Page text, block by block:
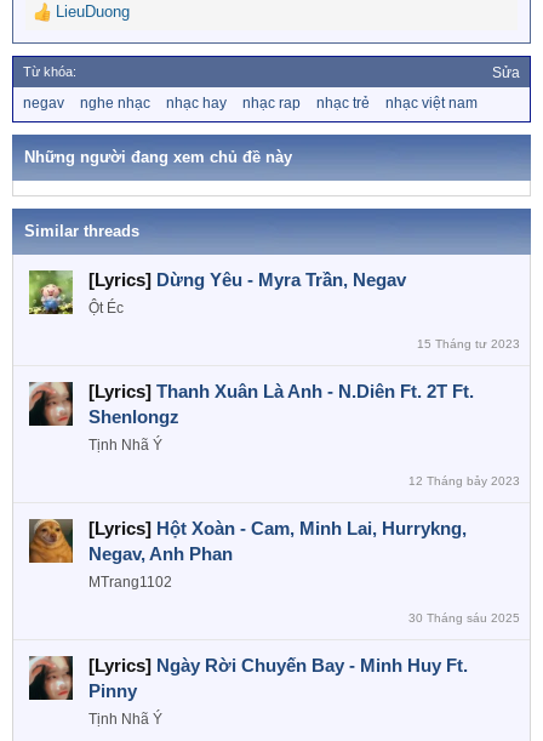
R
e
a
c
t
o
s
LieuDuong
Từ khóa: Sửa
ừ
k
negav nghe nhạc nhạc hay nhạc rap nhạc trẻ nhạc việt nam
Những người đang xem chủ đề này
Similar threads
[Lyrics] Dừng Yêu - Myra Trần, Negav
Ột Éc
15 Tháng tư 2023
[Lyrics] Thanh Xuân Là Anh - N.Diên Ft. 2T Ft.
Shenlongz
Tịnh Nhã Ý
12 Tháng bảy 2023
[Lyrics] Hột Xoàn - Cam, Minh Lai, Hurrykng,
Negav, Anh Phan
MTrang1102
30 Tháng sáu 2025
[Lyrics] Ngày Rời Chuyến Bay - Minh Huy Ft.
Pinny
Tịnh Nhã Ý